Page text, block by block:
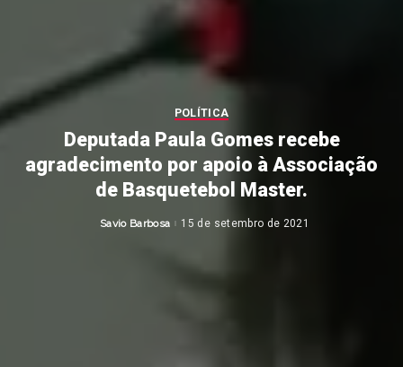
POLÍTICA
Deputada Paula Gomes recebe
agradecimento por apoio à Associação
de Basquetebol Master.
Posted
Savio Barbosa 15 de setembro de 2021